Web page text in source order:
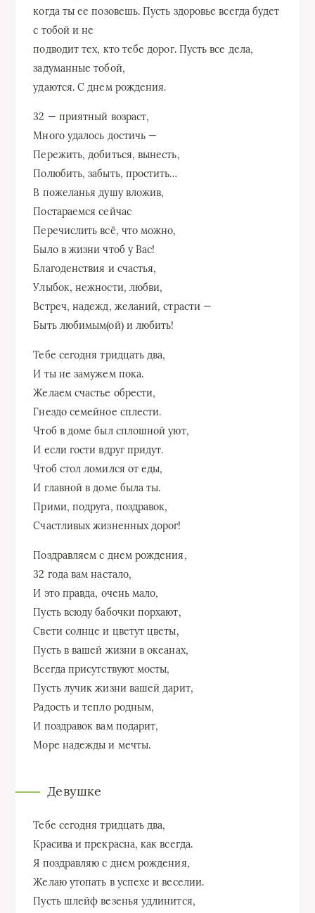
когда ты ее позовешь. Пусть здоровье всегда будет
с тобой и не
подводит тех, кто тебе дорог. Пусть все дела,
задуманные тобой,
удаются. С днем рождения.
32 — приятный возраст,
Много удалось достичь —
Пережить, добиться, вынесть,
Полюбить, забыть, простить…
В пожеланья душу вложив,
Постараемся сейчас
Перечислить всё, что можно,
Было в жизни чтоб у Вас!
Благоденствия и счастья,
Улыбок, нежности, любви,
Встреч, надежд, желаний, страсти —
Быть любимым(ой) и любить!
Тебе сегодня тридцать два,
И ты не замужем пока.
Желаем счастье обрести,
Гнездо семейное сплести.
Чтоб в доме был сплошной уют,
И если гости вдруг придут.
Чтоб стол ломился от еды,
И главной в доме была ты.
Прими, подруга, поздравок,
Счастливых жизненных дорог!
Поздравляем с днем рождения,
32 года вам настало,
И это правда, очень мало,
Пусть всюду бабочки порхают,
Свети солнце и цветут цветы,
Пусть в вашей жизни в океанах,
Всегда присутствуют мосты,
Пусть лучик жизни вашей дарит,
Радость и тепло родным,
И поздравок вам подарит,
Море надежды и мечты.
Девушке
Тебе сегодня тридцать два,
Красива и прекрасна, как всегда.
Я поздравляю с днем рождения,
Желаю утопать в успехе и веселии.
Пусть шлейф везенья удлинится,